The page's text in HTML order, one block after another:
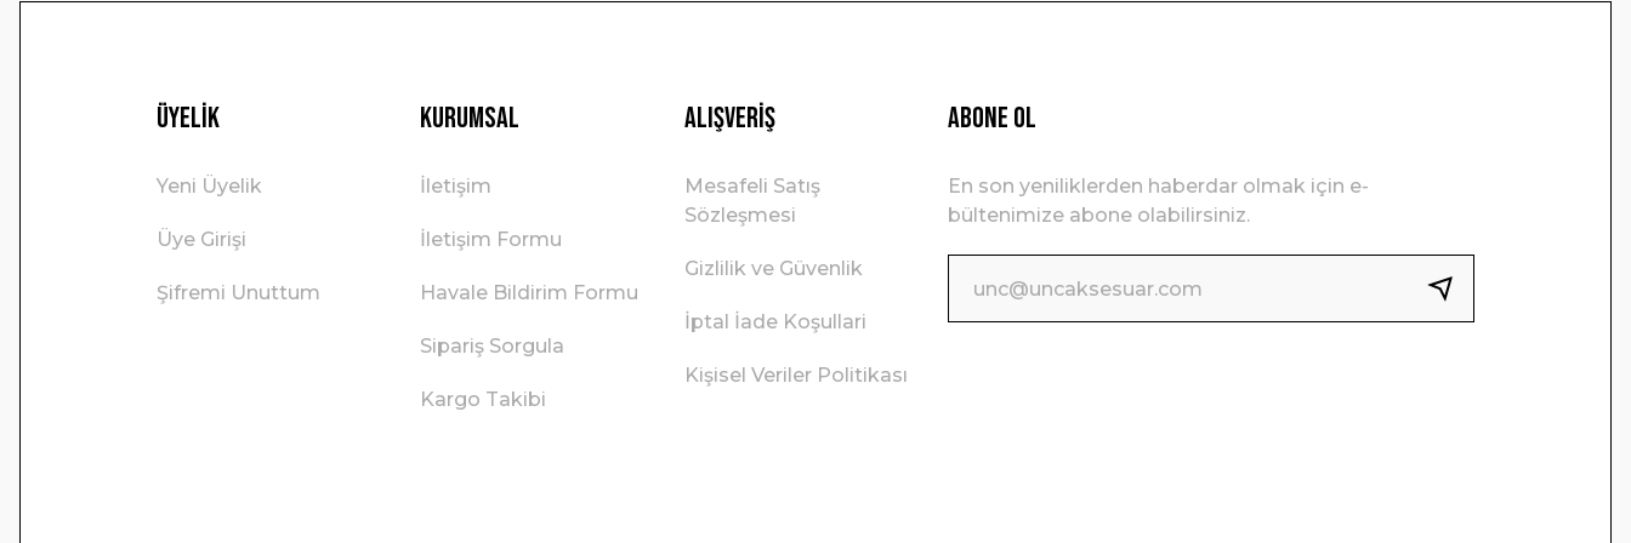
Üyelik
Yeni Üyelik
Üye Girişi
Şifremi Unuttum
Kurumsal
İletişim
İletişim Formu
Havale Bildirim Formu
Sipariş Sorgula
Kargo Takibi
Alışveriş
Mesafeli Satış
Sözleşmesi
Gizlilik ve Güvenlik
İptal İade Koşullari
Kişisel Veriler Politikası
ABONE OL
En son yeniliklerden haberdar olmak için e-
bültenimize abone olabilirsiniz.